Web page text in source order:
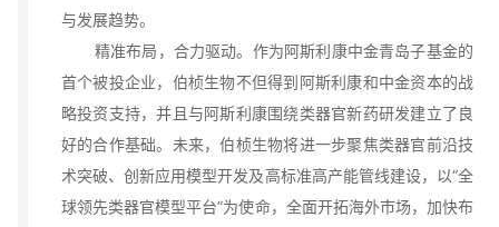
与发展趋势。
精准布局，合力驱动。作为阿斯利康中金青岛子基金的
首个被投企业，伯桢生物不但得到阿斯利康和中金资本的战
略投资支持，并且与阿斯利康围绕类器官新药研发建立了良
好的合作基础。未来，伯桢生物将进一步聚焦类器官前沿技
术突破、创新应用模型开发及高标准高产能管线建设，以“全
球领先类器官模型平台”为使命，全面开拓海外市场，加快布